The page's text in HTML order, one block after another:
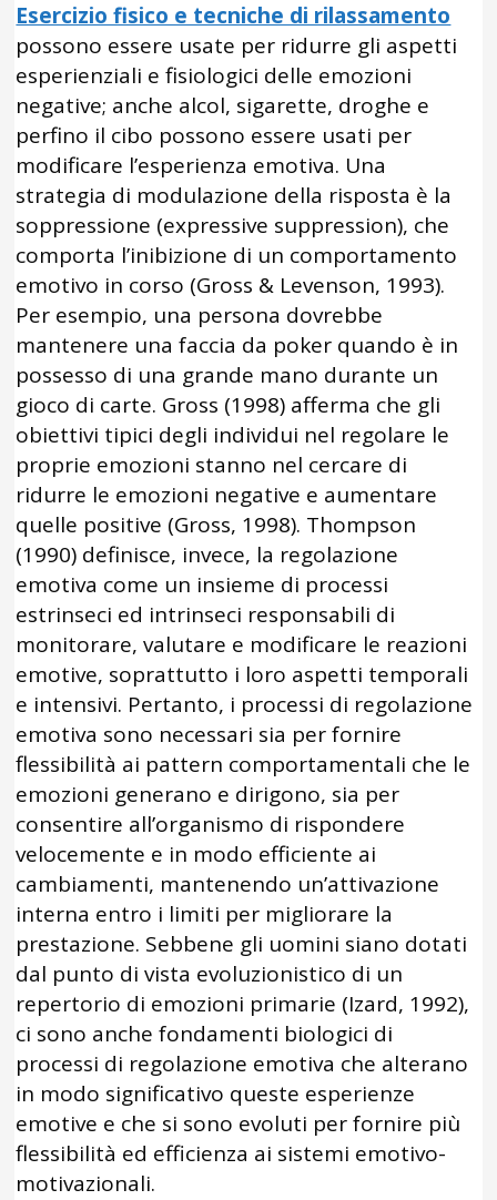
Esercizio fisico e tecniche di rilassamento
possono essere usate per ridurre gli aspetti
esperienziali e fisiologici delle emozioni
negative; anche alcol, sigarette, droghe e
perfino il cibo possono essere usati per
modificare l’esperienza emotiva. Una
strategia di modulazione della risposta è la
soppressione (expressive suppression), che
comporta l’inibizione di un comportamento
emotivo in corso (Gross & Levenson, 1993).
Per esempio, una persona dovrebbe
mantenere una faccia da poker quando è in
possesso di una grande mano durante un
gioco di carte. Gross (1998) afferma che gli
obiettivi tipici degli individui nel regolare le
proprie emozioni stanno nel cercare di
ridurre le emozioni negative e aumentare
quelle positive (Gross, 1998). Thompson
(1990) definisce, invece, la regolazione
emotiva come un insieme di processi
estrinseci ed intrinseci responsabili di
monitorare, valutare e modificare le reazioni
emotive, soprattutto i loro aspetti temporali
e intensivi. Pertanto, i processi di regolazione
emotiva sono necessari sia per fornire
flessibilità ai pattern comportamentali che le
emozioni generano e dirigono, sia per
consentire all’organismo di rispondere
velocemente e in modo efficiente ai
cambiamenti, mantenendo un’attivazione
interna entro i limiti per migliorare la
prestazione. Sebbene gli uomini siano dotati
dal punto di vista evoluzionistico di un
repertorio di emozioni primarie (Izard, 1992),
ci sono anche fondamenti biologici di
processi di regolazione emotiva che alterano
in modo significativo queste esperienze
emotive e che si sono evoluti per fornire più
flessibilità ed efficienza ai sistemi emotivo-
motivazionali.